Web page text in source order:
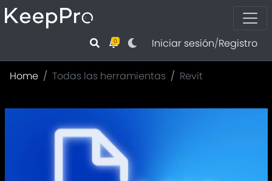
0 Iniciar sesión/Registro
Home Todas las herramientas Revit